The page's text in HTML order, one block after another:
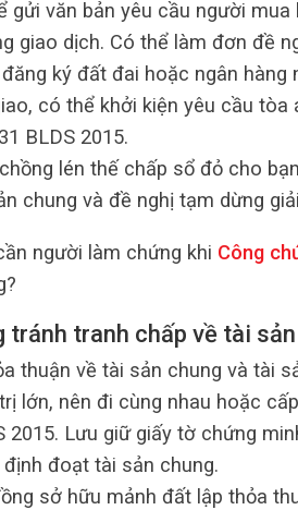
gửi văn bản yêu cầu người mua
giao dịch. Có thể làm đơn đề
ký đất đai hoặc ngân hàng
có thể khởi kiện yêu cầu tòa
BLDS 2015.
lén thế chấp sổ đỏ cho
chung và đề nghị tạm dừng
người làm chứng khi Công
tránh tranh chấp về tài
thuận về tài sản chung và tài
lớn, nên đi cùng nhau hoặc
2015. Lưu giữ giấy tờ chứng
đoạt tài sản chung.
sở hữu mảnh đất lập thỏa